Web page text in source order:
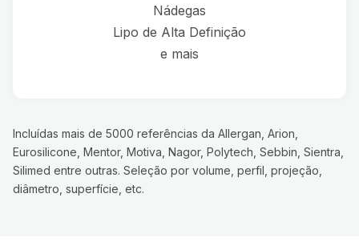
Nádegas
Lipo de Alta Definição
e mais
Incluídas mais de 5000 referências da Allergan, Arion,
Eurosilicone, Mentor, Motiva, Nagor, Polytech, Sebbin, Sientra,
Silimed entre outras. Seleção por volume, perfil, projeção,
diâmetro, superfície, etc.